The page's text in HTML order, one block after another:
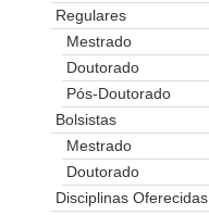
Regulares
Mestrado
Doutorado
Pós-Doutorado
Bolsistas
Mestrado
Doutorado
Disciplinas Oferecidas